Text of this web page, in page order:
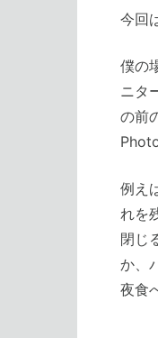
今回
僕の
ニタ
の前
例え
れを
閉じ
か、
夜食